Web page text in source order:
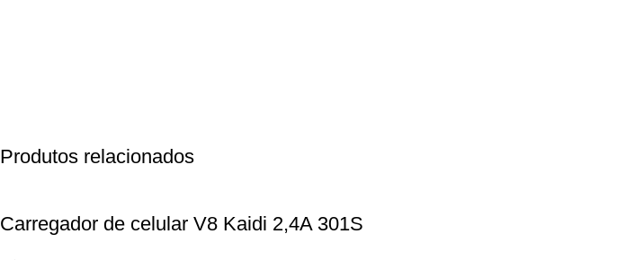
Produtos relacionados
Carregador de celular V8 Kaidi 2,4A 301S